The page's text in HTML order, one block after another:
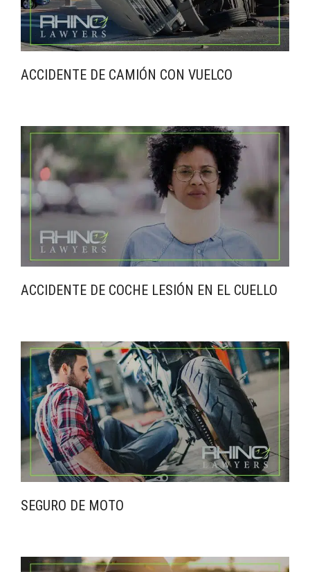
ACCIDENTE DE CAMIÓN CON VUELCO
ACCIDENTE DE COCHE LESIÓN EN EL CUELLO
SEGURO DE MOTO